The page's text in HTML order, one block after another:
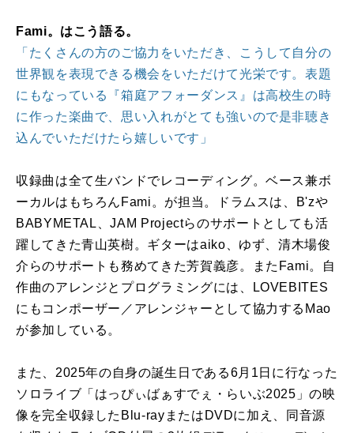
Fami。はこう語る。
「たくさんの方のご協力をいただき、こうして自分の
世界観を表現できる機会をいただけて光栄です。表題
にもなっている『箱庭アフォーダンス』は高校生の時
に作った楽曲で、思い入れがとても強いので是非聴き
込んでいただけたら嬉しいです」
収録曲は全て生バンドでレコーディング。ベース兼ボ
ーカルはもちろんFami。が担当。ドラムスは、B'zや
BABYMETAL、JAM Projectらのサポートとしても活
躍してきた青山英樹。ギターはaiko、ゆず、清木場俊
介らのサポートも務めてきた芳賀義彦。またFami。自
作曲のアレンジとプログラミングには、LOVEBITES
にもコンポーザー／アレンジャーとして協力するMao
が参加している。
また、2025年の自身の誕生日である6月1日に行なった
ソロライブ「はっぴぃばぁすでぇ・らいぶ2025」の映
像を完全収録したBlu-rayまたはDVDに加え、同音源